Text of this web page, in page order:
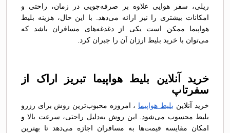
ریلی، سفر هوایی علاوه بر صرفه‌جویی در زمان، راحتی و
امکانات بیشتری را نیز ارائه می‌دهد. با این حال، هزینه بلیط
هواپیما ممکن است یکی از دغدغه‌های مسافران باشد که
می‌توان با خرید بلیط ارزان آن را جبران کرد.
خرید آنلاین بلیط هواپیما تبریز اراک از
سفرتاپ
خرید آنلاین بلیط هواپیما ، امروزه محبوب‌ترین روش برای رزرو
بلیط محسوب می‌شود. این روش به‌دلیل راحتی، سرعت بالا و
امکان مقایسه قیمت‌ها به مسافران اجازه می‌دهد تا بهترین